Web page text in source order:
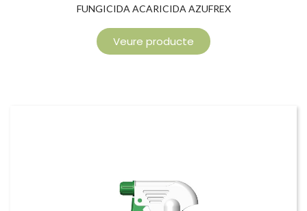
FUNGICIDA ACARICIDA AZUFREX
Veure producte